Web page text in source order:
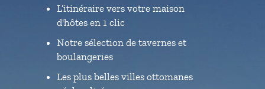
L’itinéraire vers votre maison
d'hôtes en 1 clic
Notre sélection de tavernes et
boulangeries
Les plus belles villes ottomanes